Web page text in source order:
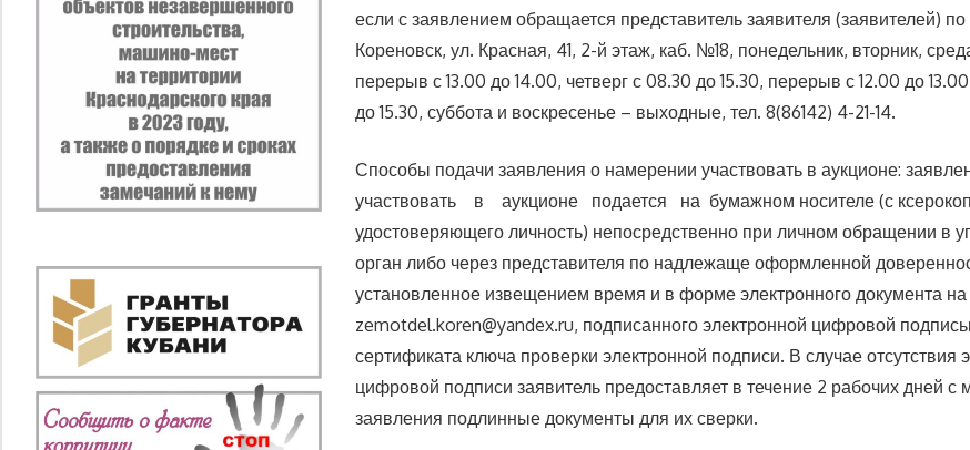
если с заявлением обращается представитель заявителя (заявителей) по
Кореновск, ул. Красная, 41, 2-й этаж, каб. №18, понедельник, вторник,
перерыв с 13.00 до 14.00, четверг с 08.30 до 15.30, перерыв с 12.00 до
до 15.30, суббота и воскресенье – выходные, тел. 8(86142) 4-21-14.
Способы подачи заявления о намерении участвовать в аукционе:
участвовать в аукционе подается на бумажном носителе (с
удостоверяющего личность) непосредственно при личном обращении в
орган либо через представителя по надлежаще оформленной
установленное извещением время и в форме электронного документа на
zemotdel.koren@yandex.ru, подписанного электронной цифровой
сертификата ключа проверки электронной подписи. В случае отсутствия
цифровой подписи заявитель предоставляет в течение 2 рабочих дней с
заявления подлинные документы для их сверки.